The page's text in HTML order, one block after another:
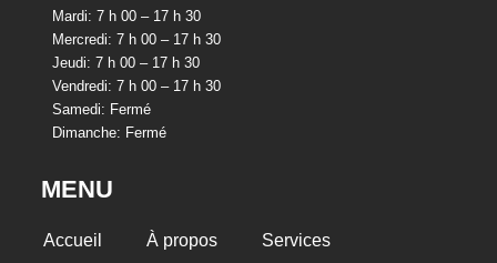
Mardi: 7 h 00 – 17 h 30
Mercredi: 7 h 00 – 17 h 30
Jeudi: 7 h 00 – 17 h 30
Vendredi: 7 h 00 – 17 h 30
Samedi: Fermé
Dimanche: Fermé
MENU
Accueil À propos Services